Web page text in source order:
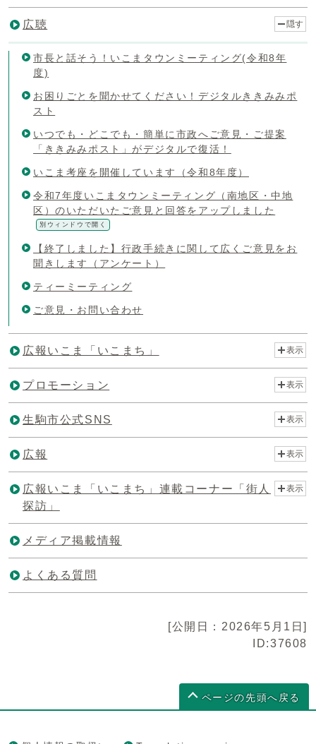
広聴 隠す
市長と話そう！いこまタウンミーティング(令和8年
度)
お困りごとを聞かせてください！デジタルききみみポ
スト
いつでも・どこでも・簡単に市政へご意見・ご提案
「ききみみポスト」がデジタルで復活！
いこま考座を開催しています（令和8年度）
令和7年度いこまタウンミーティング（南地区・中地
区）のいただいたご意見と回答をアップしました
別ウィンドウで開く
【終了しました】行政手続きに関して広くご意見をお
聞きします（アンケート）
ティーミーティング
ご意見・お問い合わせ
広報いこま「いこまち」 表示
プロモーション 表示
生駒市公式SNS 表示
広報 表示
広報いこま「いこまち」連載コーナー「街人
探訪」
表示
メディア掲載情報
よくある質問
[公開日：2026年5月1日]
ID:37608
ページの先頭へ戻る